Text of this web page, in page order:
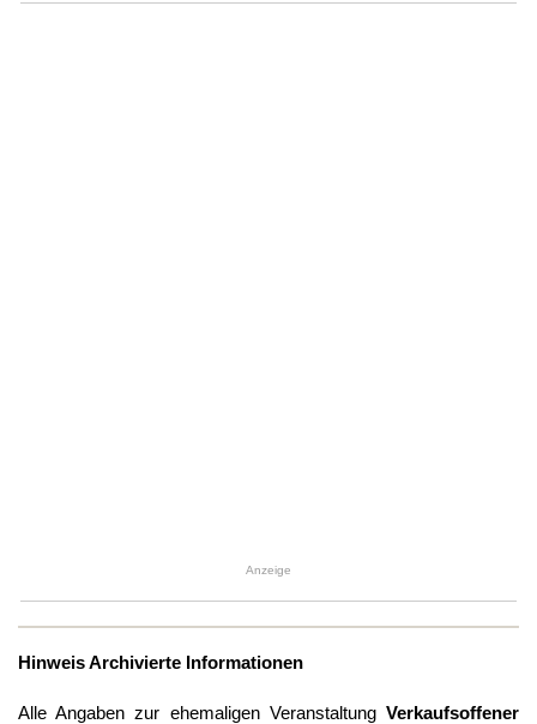
Anzeige
Hinweis Archivierte Informationen
Alle Angaben zur ehemaligen Veranstaltung Verkaufsoffener